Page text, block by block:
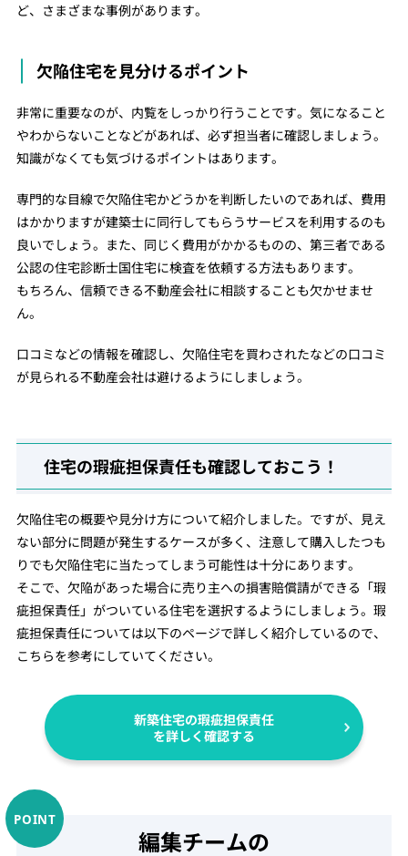
ど、さまざまな事例があります。
欠陥住宅を見分けるポイント
非常に重要なのが、内覧をしっかり行うことです。気になること
やわからないことなどがあれば、必ず担当者に確認しましょう。
知識がなくても気づけるポイントはあります。
専門的な目線で欠陥住宅かどうかを判断したいのであれば、費用
はかかりますが建築士に同行してもらうサービスを利用するのも
良いでしょう。また、同じく費用がかかるものの、第三者である
公認の住宅診断士国住宅に検査を依頼する方法もあります。
もちろん、信頼できる不動産会社に相談することも欠かせませ
ん。
口コミなどの情報を確認し、欠陥住宅を買わされたなどの口コミ
が見られる不動産会社は避けるようにしましょう。
住宅の瑕疵担保責任も確認しておこう！
欠陥住宅の概要や見分け方について紹介しました。ですが、見え
ない部分に問題が発生するケースが多く、注意して購入したつも
りでも欠陥住宅に当たってしまう可能性は十分にあります。
そこで、欠陥があった場合に売り主への損害賠償請ができる「瑕
疵担保責任」がついている住宅を選択するようにしましょう。瑕
疵担保責任については以下のページで詳しく紹介しているので、
こちらを参考にしていてください。
新築住宅の瑕疵担保責任
を詳しく確認する
編集チームの